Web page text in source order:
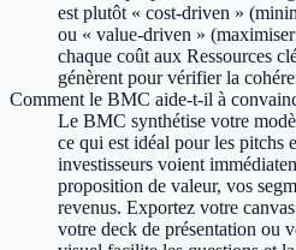
est plutôt « cost-driven »
ou « value-driven »
chaque coût aux Ressources
génèrent pour vérifier la
Comment le BMC aide-t-il à
Le BMC synthétise votre
ce qui est idéal pour les pitchs
investisseurs voient
proposition de valeur, vos
revenus. Exportez votre
votre deck de présentation ou